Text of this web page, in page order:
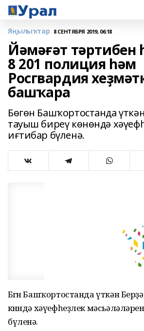
Яңылыҡтар 8 СЕНТЯБРЯ 2019, 06:18
Йәмәғәт тәртибен
8 201 полиция һәм
Росгвардия
башҡара
Бөгөн Башҡортостанда
тауыш биреү көнөндә
иғтибар бүленә.
Бөгөн Башҡортостанда үткән
көнөндә хәүефһеҙлек
бүленә.